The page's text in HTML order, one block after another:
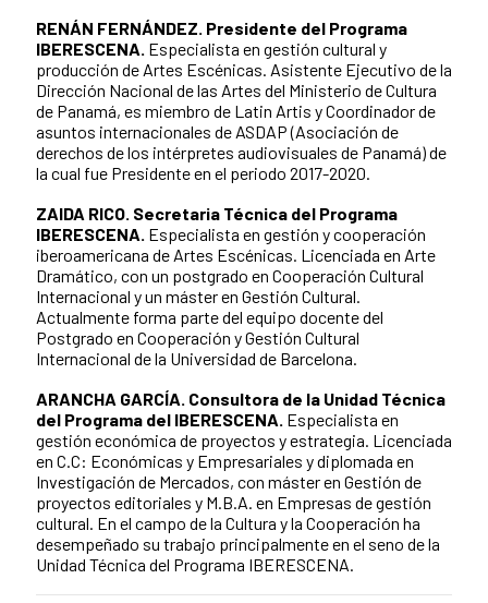
RENÁN FERNÁNDEZ. Presidente del Programa
IBERESCENA. Especialista en gestión cultural y
producción de Artes Escénicas. Asistente Ejecutivo de la
Dirección Nacional de las Artes del Ministerio de Cultura
de Panamá, es miembro de Latin Artis y Coordinador de
asuntos internacionales de ASDAP (Asociación de
derechos de los intérpretes audiovisuales de Panamá) de
la cual fue Presidente en el periodo 2017-2020.
ZAIDA RICO. Secretaria Técnica del Programa
IBERESCENA. Especialista en gestión y cooperación
iberoamericana de Artes Escénicas. Licenciada en Arte
Dramático, con un postgrado en Cooperación Cultural
Internacional y un máster en Gestión Cultural.
Actualmente forma parte del equipo docente del
Postgrado en Cooperación y Gestión Cultural
Internacional de la Universidad de Barcelona.
ARANCHA GARCÍA. Consultora de la Unidad Técnica
del Programa del IBERESCENA. Especialista en
gestión económica de proyectos y estrategia. Licenciada
en C.C: Económicas y Empresariales y diplomada en
Investigación de Mercados, con máster en Gestión de
proyectos editoriales y M.B.A. en Empresas de gestión
cultural. En el campo de la Cultura y la Cooperación ha
desempeñado su trabajo principalmente en el seno de la
Unidad Técnica del Programa IBERESCENA.